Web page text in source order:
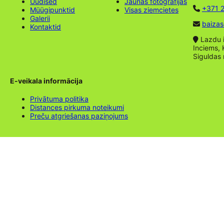
Müügipunktid
Galerii
Kontaktid
Visas ziemcietes
+371
Lazdu
Inciems,
Siguldas
E-veikala informācija
Privātuma politika
Distances pirkuma noteikumi
Preču atgriešanas paziņojums